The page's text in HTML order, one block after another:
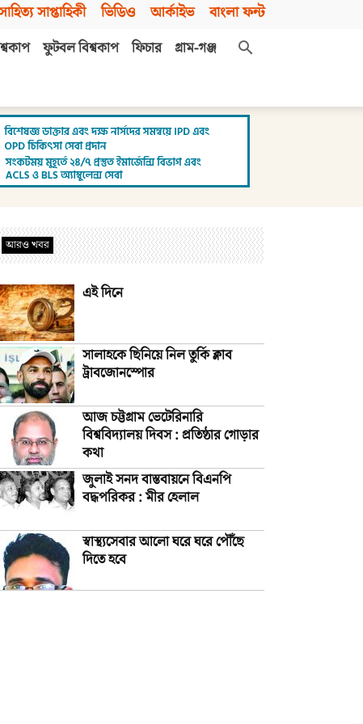
সাপ্তাহিকী ভিডিও আর্কাইভ বাংলা ফন্ট
ফুটবল বিশ্বকাপ ফিচার গ্রাম-গঞ্জ
আরও খবর
এই দিনে
সালাহকে ছিনিয়ে নিল তুর্কি ক্লাব
ট্রাবজোনস্পোর
আজ চট্টগ্রাম ভেটেরিনারি
বিশ্ববিদ্যালয় দিবস : প্রতিষ্ঠার গোড়ার
কথা
জুলাই সনদ বাস্তবায়নে বিএনপি
বদ্ধপরিকর : মীর হেলাল
স্বাস্থ্যসেবার আলো ঘরে ঘরে পৌঁছে
দিতে হবে